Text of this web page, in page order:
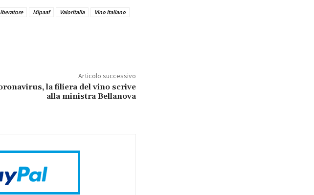
Mipaaf Valoritalia Vino Italiano
Articolo successivo
la filiera del vino scrive
alla ministra Bellanova